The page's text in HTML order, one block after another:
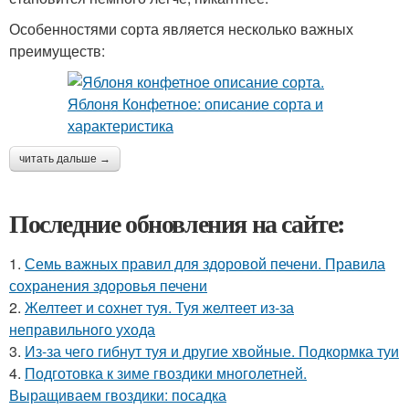
Особенностями сорта является несколько важных
преимуществ:
читать дальше →
Последние обновления на сайте:
1. Семь важных правил для здоровой печени. Правила
сохранения здоровья печени
2. Желтеет и сохнет туя. Туя желтеет из-за
неправильного ухода
3. Из-за чего гибнут туя и другие хвойные. Подкормка туи
4. Подготовка к зиме гвоздики многолетней.
Выращиваем гвоздики: посадка